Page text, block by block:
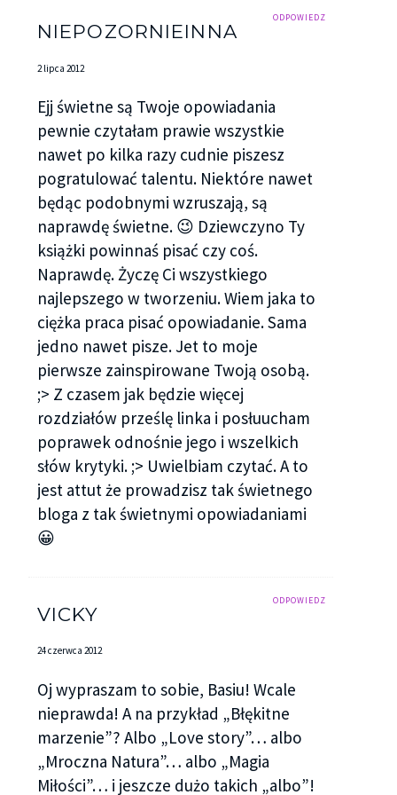
a na niej, pochyłym, schludnym charakterem
cudowny wieczór, Kociaku. Niestety dalej nie wiem
jak masz na imię.”.
Poczułam ukłucie żalu, że tak po prostu zniknął.
Nie zostawił nawet swojego numeru, więc
wywnioskowałam, że nie chce już się ze mną
spotkać. Zdusiłam w sobie nieznośny zawód i ból.
Miałam się przecież bawić i tak to właśnie
wyglądało. Skąd on do licha wytrzasnął tą różę?!
Wzięłam szybki prysznic i wyszłam z domu,
zdecydowana nie siedzieć sama, żeby nie
zadręczać się tajemniczym nieznajomym. Moje
koleżanki nocowały w pensjonacie, nad samym
morzem i właśnie tam miałam zamiar się wybrać.
Odrobinę zmarzniętą dłonią poprawiłam
nieznośną, miedzianą grzywkę, która jak zwykle
opadała mi na oczy. Włożyłam na siebie tylko
cienką bluzę, wiedząc, że za godzinę czy dwie
zrobi się nieznośnie ciepło i wtedy będę żałowała,
wibracje telefonu, sygnalizujące nadejście smsa.
Uśmiech mimowolnie pojawił się na mojej twarzy.
twój numer. Mam nadzieję, że się nie gniewasz. Czy
chciałabyś się ze mną jeszcze spotkać?”
Schodząc dalej w dół, zastanawiałam się co mu
odpisać. Nie chciałam, żeby zabrzmiało
ODPOWIEDZ
NIEPOZORNIEINNA
2 lipca 2012
Ejj świetne są Twoje opowiadania
pewnie czytałam prawie wszystkie
nawet po kilka razy cudnie piszesz
pogratulować talentu. Niektóre nawet
będąc podobnymi wzruszają, są
naprawdę świetne. 😉 Dziewczyno Ty
książki powinnaś pisać czy coś.
Naprawdę. Życzę Ci wszystkiego
najlepszego w tworzeniu. Wiem jaka to
ciężka praca pisać opowiadanie. Sama
jedno nawet pisze. Jet to moje
pierwsze zainspirowane Twoją osobą.
;> Z czasem jak będzie więcej
rozdziałów prześlę linka i posłuucham
poprawek odnośnie jego i wszelkich
słów krytyki. ;> Uwielbiam czytać. A to
jest attut że prowadzisz tak świetnego
bloga z tak świetnymi opowiadaniami
😀
ODPOWIEDZ
VICKY
24 czerwca 2012
Oj wypraszam to sobie, Basiu! Wcale
nieprawda! A na przykład „Błękitne
marzenie”? Albo „Love story”… albo
„Mroczna Natura”… albo „Magia
Miłości”… i jeszcze dużo takich „albo”!